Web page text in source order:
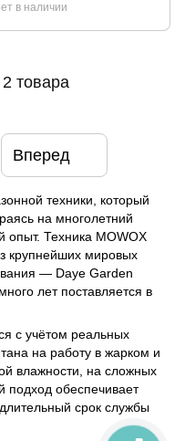
в наличии
товара
Вперед
техники, который
на многолетний
опыт. Техника MOWOX
крупнейших мировых
— Daye Garden
лет поставляется в
с учётом реальных
на работу в жарком и
влажности, на сложных
подход обеспечивает
срок службы